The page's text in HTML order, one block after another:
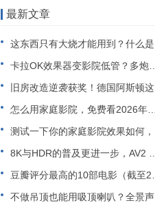
最新文章
这东西只有大烧才能用到？什么是XLR接口？平衡音频信号线、低
卡拉OK效果器变影院低管？多炮玩家省钱了，内附调音软件免费下
旧房改造逆袭获奖！德国阿斯顿这套7.2.4全景声私人影院太惊
怎么用家庭影院，免费看2026年世界杯直播？
测试一下你的家庭影院效果如何，bobo精选测试片1~3合集
8K与HDR的普及更进一步，AV2 视频编解码器发布
豆瓣评分最高的10部电影（截至2025年）
不做吊顶也能用吸顶喇叭？全景声天空声道安装教程